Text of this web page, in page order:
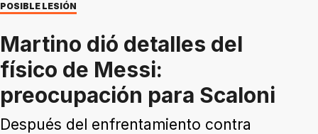
POSIBLE LESIÓN
Martino dió detalles del
físico de Messi:
preocupación para Scaloni
Después del enfrentamiento contra